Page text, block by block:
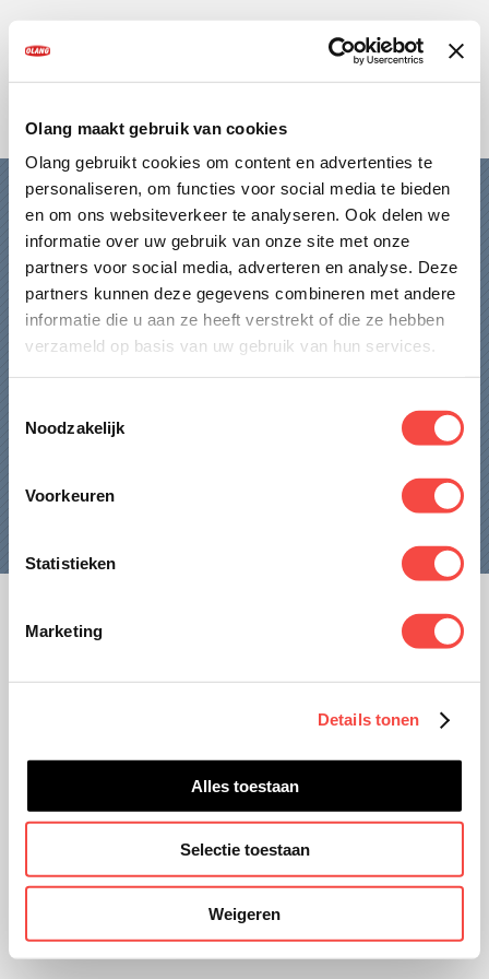
Olang maakt gebruik van cookies
Olang gebruikt cookies om content en advertenties te
personaliseren, om functies voor social media te bieden
en om ons websiteverkeer te analyseren. Ook delen we
informatie over uw gebruik van onze site met onze
partners voor social media, adverteren en analyse. Deze
partners kunnen deze gegevens combineren met andere
informatie die u aan ze heeft verstrekt of die ze hebben
verzameld op basis van uw gebruik van hun services.
Noodzakelijk
Voorkeuren
Statistieken
Marketing
Details tonen
Alles toestaan
Selectie toestaan
Weigeren
HOME
DAMES
HEREN
KIDS
OVER OLANG
FAQ
WINKELS
HOME
DAMES
HEREN
KIDS